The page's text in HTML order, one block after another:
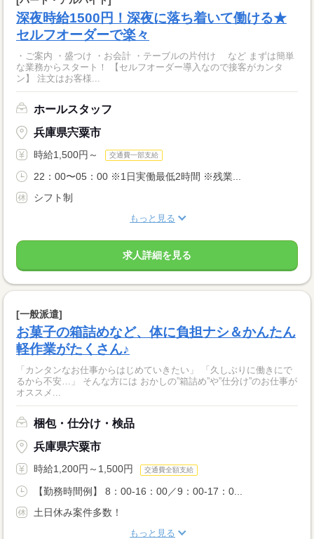
深夜時給1500円！深夜に落ち着いて働ける★
セルフオーダーで楽々
・ご案内 ・盛つけ ・お会計 ・テーブルの片付け など まずは簡単
な業務からスタート！ 【セルフオーダー導入なので接客がカンタ
ン】 注文はお客様...
ホールスタッフ
兵庫県宍粟市
時給1,500円～ 交通費一部支給
22：00〜05：00 ※1日実働最低2時間 ※残業...
シフト制
もっと見る
求人詳細を見る
[一般派遣]
お菓子の箱詰めなど、体に負担ナシ＆かんたん
軽作業がたくさん♪
「カンタンなお仕事からはじめていきたい」 「久しぶりに働きにで
るから不安…」 そんな方には おかしの”箱詰め”や”仕分け”のお仕事が
オススメ...
梱包・仕分け・検品
兵庫県宍粟市
時給1,200円～1,500円 交通費全額支給
【勤務時間例】 8：00-16：00／9：00-17：0...
土日休み案件多数！
もっと見る